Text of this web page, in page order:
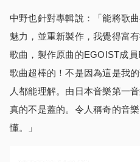
中野也針對專輯說：「能將歌
魅力，並重新製作，我覺得富
歌曲，製作原曲的EGOIST成
歌曲超棒的！不是因為這是我
人都能理解。由日本音樂第一
真的不是蓋的。令人稱奇的音
懂。」